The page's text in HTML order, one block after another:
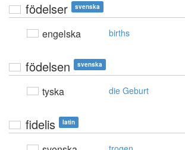
födelser svenska
engelska births
födelsen svenska
tyska die Geburt
fidelis latin